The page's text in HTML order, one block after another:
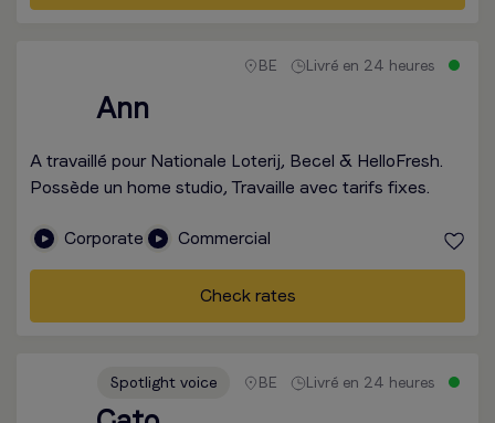
BE Livré en 24 heures
Ann
A travaillé pour Nationale Loterij, Becel & HelloFresh.
Possède un home studio, Travaille avec tarifs fixes.
Corporate Commercial
Check rates
Spotlight voice BE Livré en 24 heures